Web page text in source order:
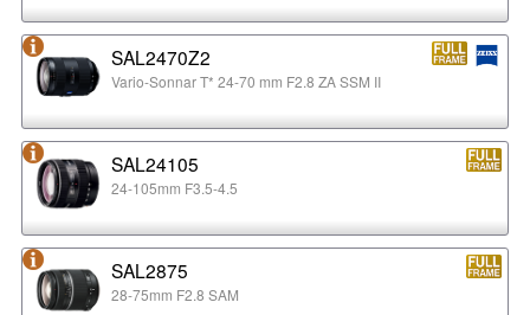
SAL2470Z2
Vario-Sonnar T* 24-70 mm F2.8 ZA SSM II
SAL24105
24-105mm F3.5-4.5
SAL2875
28-75mm F2.8 SAM